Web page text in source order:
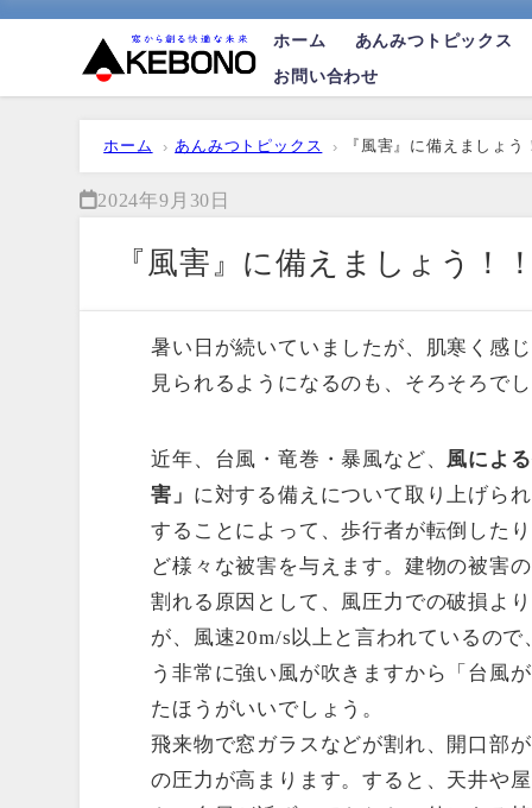
ホーム
あんみつトピックス
お問い合わせ
ホーム あんみつトピックス 『風害』に備えましょう
2024年9月30日
『風害』に備えましょう！
暑い日が続いていましたが、肌寒く感
見られるようになるのも、そろそろで
近年、台風・竜巻・暴風など、 風によ
害」 に対する備えについて取り上げら
することによって、歩行者が転倒した
ど様々な被害を与えます。建物の被害
割れる原因として、風圧力での破損よ
が、風速20m/s以上と言われているの
う非常に強い風が吹きますから「台風
たほうがいいでしょう。
飛来物で窓ガラスなどが割れ、開口部
の圧力が高まります。すると、天井や